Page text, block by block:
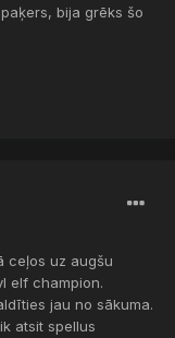
bija grēks šo
ceļos uz augšu
elf champion.
jau no sākuma.
atsit spellus